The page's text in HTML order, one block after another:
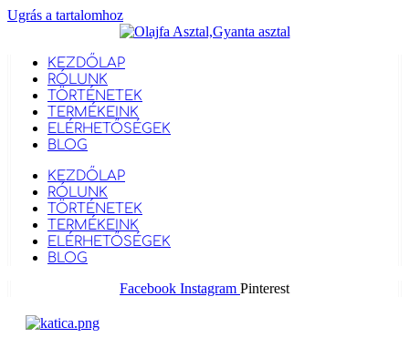
Ugrás a tartalomhoz
KEZDŐLAP
RÓLUNK
TÖRTÉNETEK
TERMÉKEINK
ELÉRHETŐSÉGEK
BLOG
KEZDŐLAP
RÓLUNK
TÖRTÉNETEK
TERMÉKEINK
ELÉRHETŐSÉGEK
BLOG
Facebook Instagram Pinterest